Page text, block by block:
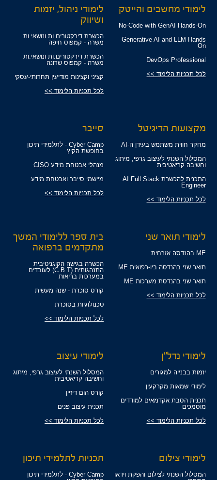
לימודי מחשבים והייטק
No-Code with GenAI Hands-On
Generative AI and LLM Hands
On
DevOps Professional
לכל תכניות הלימוד >>
לימודי ניהול, יזמות
ושיווק
הכשרת דירקטורים.ות ונושאי.ות
משרה - קמפוס חיפה
הכשרת דירקטורים.ות ונושאי.ות
משרה - קמפוס שרונה
קציני וקצינות מודיעין תחרותי-עסקי
לכל תכניות הלימוד >>
מקצועות הדיגיטל
מחקר חווית משתמש בעידן ה-AI
המסלול השנתי לעיצוב גרפי, מיתוג
וחשיבה קריאטיבית
התכנית להכשרת AI Full Stack
Engineer
לכל תכניות הלימוד >>
סייבר
Cyber Camp - לתלמידי תיכון
בחופשת הקיץ
מנהלי אבטחת מידע CISO
מיישמי סייבר ואבטחת מידע
לכל תכניות הלימוד >>
לימודי תואר שני
ME בהנדסה אזרחית
תואר שני בהנדסה ביו-רפואית ME
תואר שני בהנדסת מערכות ME
לכל תכניות הלימוד >>
בית ספר ללימודי המשך
מתקדמים ברפואה
הכשרה בגישה הקוגניטיבית
התנהגותית (C.B.T) לעובדים
במערכות בריאות
קורס סוכרת - שנה מעשית
טכנולוגיות בסוכרת
לכל תכניות הלימוד >>
לימודי נדל"ן
יזמות בבנייה למגורים
לימודי שמאות מקרקעין
תכנית הסבת אקדמאים למודדים
מוסמכים
לכל תכניות הלימוד >>
לימודי עיצוב
המסלול השנתי לעיצוב גרפי, מיתוג
וחשיבה קריאטיבית
קורס הום דיזיין
תכנית עיצוב פנים
לכל תכניות הלימוד >>
לימודי צילום
המסלול השנתי לצילום והפקת וידאו
תכניות לתלמידי תיכון
Cyber Camp - לתלמידי תיכון